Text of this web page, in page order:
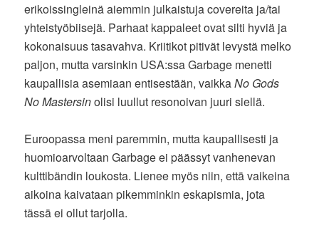
erikoissingleinä aiemmin julkaistuja covereita ja/tai
yhteistyöbiisejä. Parhaat kappaleet ovat silti hyviä ja
kokonaisuus tasavahva. Kriitikot pitivät levystä melko
paljon, mutta varsinkin USA:ssa Garbage menetti
kaupallisia asemiaan entisestään, vaikkaNo Gods
No Mastersinolisi luullut resonoivan juuri siellä.
Euroopassa meni paremmin, mutta kaupallisesti ja
huomioarvoltaan Garbage ei päässyt vanhenevan
kulttibändin loukosta. Lienee myös niin, että vaikeina
aikoina kaivataan pikemminkin eskapismia, jota
tässä ei ollut tarjolla.